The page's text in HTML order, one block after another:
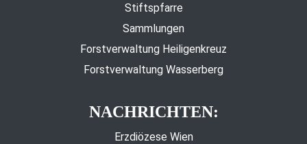
Stiftspfarre
Sammlungen
Forstverwaltung Heiligenkreuz
Forstverwaltung Wasserberg
NACHRICHTEN:
Erzdiözese Wien